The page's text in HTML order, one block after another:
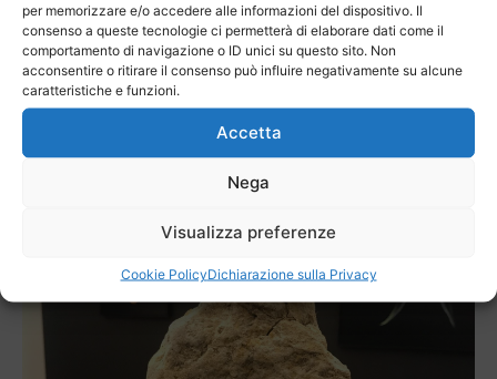
per memorizzare e/o accedere alle informazioni del dispositivo. Il
consenso a queste tecnologie ci permetterà di elaborare dati come il
comportamento di navigazione o ID unici su questo sito. Non
acconsentire o ritirare il consenso può influire negativamente su alcune
caratteristiche e funzioni.
Accetta
Nega
Visualizza preferenze
Cookie PolicyDichiarazione sulla Privacy